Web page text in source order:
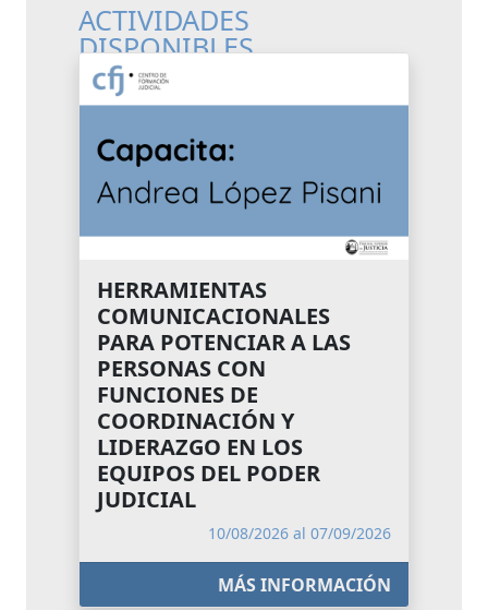
ACTIVIDADES
DISPONIBLES
HERRAMIENTAS
COMUNICACIONALES
PARA POTENCIAR A LAS
PERSONAS CON
FUNCIONES DE
COORDINACIÓN Y
LIDERAZGO EN LOS
EQUIPOS DEL PODER
JUDICIAL
10/08/2026 al 07/09/2026
MÁS INFORMACIÓN